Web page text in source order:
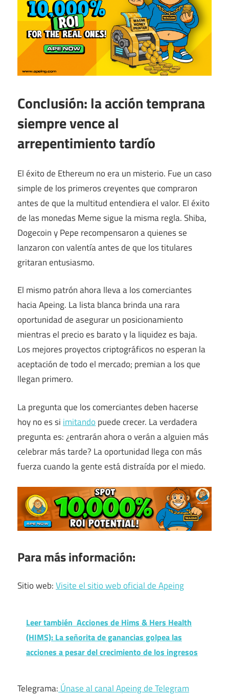
Conclusión: la acción temprana
siempre vence al
arrepentimiento tardío
El éxito de Ethereum no era un misterio. Fue un caso
simple de los primeros creyentes que compraron
antes de que la multitud entendiera el valor. El éxito
de las monedas Meme sigue la misma regla. Shiba,
Dogecoin y Pepe recompensaron a quienes se
lanzaron con valentía antes de que los titulares
gritaran entusiasmo.
El mismo patrón ahora lleva a los comerciantes
hacia Apeing. La lista blanca brinda una rara
oportunidad de asegurar un posicionamiento
mientras el precio es barato y la liquidez es baja.
Los mejores proyectos criptográficos no esperan la
aceptación de todo el mercado; premian a los que
llegan primero.
La pregunta que los comerciantes deben hacerse
hoy no es si imitando puede crecer. La verdadera
pregunta es: ¿entrarán ahora o verán a alguien más
celebrar más tarde? La oportunidad llega con más
fuerza cuando la gente está distraída por el miedo.
Para más información:
Sitio web:Visite el sitio web oficial de Apeing
Leer también Acciones de Hims & Hers Health
(HIMS): La señorita de ganancias golpea las
acciones a pesar del crecimiento de los ingresos
Telegrama:Únase al canal Apeing de Telegram